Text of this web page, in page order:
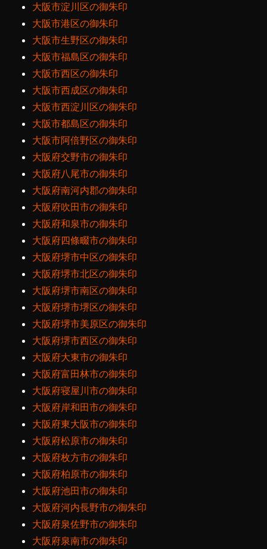
大阪市淀川区の御朱印
大阪市港区の御朱印
大阪市生野区の御朱印
大阪市福島区の御朱印
大阪市西区の御朱印
大阪市西成区の御朱印
大阪市西淀川区の御朱印
大阪市都島区の御朱印
大阪市阿倍野区の御朱印
大阪府交野市の御朱印
大阪府八尾市の御朱印
大阪府南河内郡の御朱印
大阪府吹田市の御朱印
大阪府和泉市の御朱印
大阪府四條畷市の御朱印
大阪府堺市中区の御朱印
大阪府堺市北区の御朱印
大阪府堺市南区の御朱印
大阪府堺市堺区の御朱印
大阪府堺市美原区の御朱印
大阪府堺市西区の御朱印
大阪府大東市の御朱印
大阪府富田林市の御朱印
大阪府寝屋川市の御朱印
大阪府岸和田市の御朱印
大阪府東大阪市の御朱印
大阪府松原市の御朱印
大阪府枚方市の御朱印
大阪府柏原市の御朱印
大阪府池田市の御朱印
大阪府河内長野市の御朱印
大阪府泉佐野市の御朱印
大阪府泉南市の御朱印